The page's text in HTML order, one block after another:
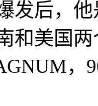
发后，
和美国
，